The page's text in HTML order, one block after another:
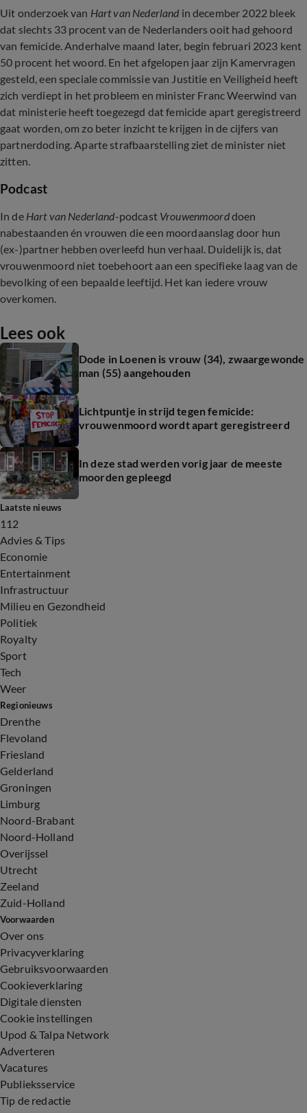
Uit onderzoek van Hart van Nederland in december 2022 bleek
dat slechts 33 procent van de Nederlanders ooit had gehoord
van femicide. Anderhalve maand later, begin februari 2023 kent
50 procent het woord. En het afgelopen jaar zijn Kamervragen
gesteld, een speciale commissie van Justitie en Veiligheid heeft
zich verdiept in het probleem en minister Franc Weerwind van
dat ministerie heeft toegezegd dat femicide apart geregistreerd
gaat worden, om zo beter inzicht te krijgen in de cijfers van
partnerdoding. Aparte strafbaarstelling ziet de minister niet
zitten.
Podcast
In de Hart van Nederland-podcast Vrouwenmoorddoen
nabestaanden én vrouwen die een moordaanslag door hun
(ex-)partner hebben overleefd hun verhaal. Duidelijk is, dat
vrouwenmoord niet toebehoort aan een specifieke laag van de
bevolking of een bepaalde leeftijd. Het kan iedere vrouw
overkomen.
Lees ook
Dode in Loenen is vrouw (34), zwaargewonde
man (55) aangehouden
Lichtpuntje in strijd tegen femicide:
vrouwenmoord wordt apart geregistreerd
In deze stad werden vorig jaar de meeste
moorden gepleegd
Laatste nieuws
112
Advies & Tips
Economie
Entertainment
Infrastructuur
Milieu en Gezondheid
Politiek
Royalty
Sport
Tech
Weer
Regionieuws
Drenthe
Flevoland
Friesland
Gelderland
Groningen
Limburg
Noord-Brabant
Noord-Holland
Overijssel
Utrecht
Zeeland
Zuid-Holland
Voorwaarden
Over ons
Privacyverklaring
Gebruiksvoorwaarden
Cookieverklaring
Digitale diensten
Cookie instellingen
Upod & Talpa Network
Adverteren
Vacatures
Publieksservice
Tip de redactie